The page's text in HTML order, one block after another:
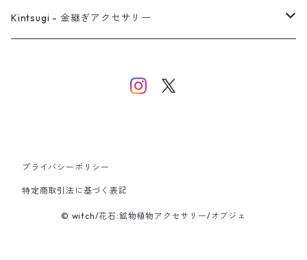
バングル
イヤーカフ
ネックレス
ネックレス
リング
バングル
Kintsugi - 金継ぎアクセサリー
プライバシーポリシー
特定商取引法に基づく表記
© witch/花石:鉱物植物アクセサリー/オブジェ